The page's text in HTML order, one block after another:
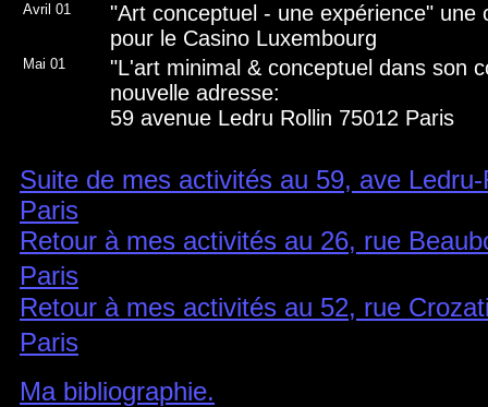
Avril 01
"Art conceptuel - une expérience" une
pour le Casino Luxembourg
Mai 01
"L'art minimal & conceptuel dans son
nouvelle adresse:
59 avenue Ledru Rollin 75012 Paris
Suite de mes activités au 59, ave
Paris
Retour à mes activités au 26, rue
Paris
Retour à mes activités au 52, rue
Paris
Ma bibliographie.